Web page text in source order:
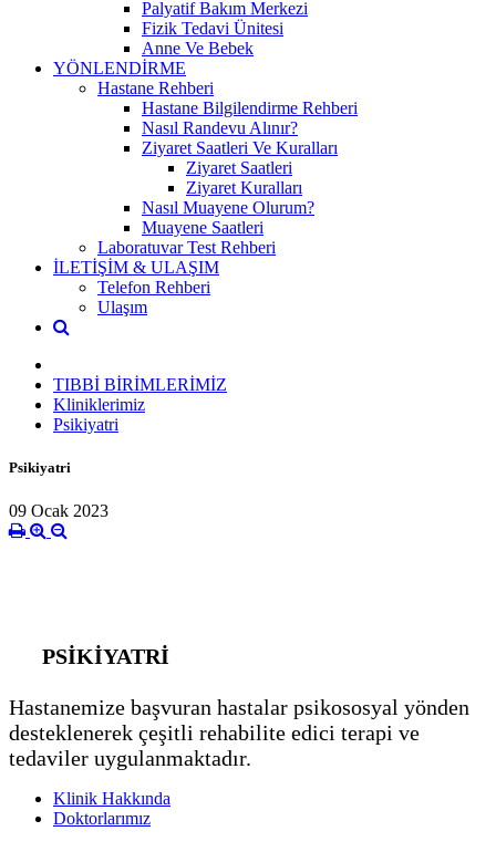
Palyatif Bakım Merkezi
Fizik Tedavi Ünitesi
Anne Ve Bebek
YÖNLENDİRME
Hastane Rehberi
Hastane Bilgilendirme Rehberi
Nasıl Randevu Alınır?
Ziyaret Saatleri Ve Kuralları
Ziyaret Saatleri
Ziyaret Kuralları
Nasıl Muayene Olurum?
Muayene Saatleri
Laboratuvar Test Rehberi
İLETİŞİM & ULAŞIM
Telefon Rehberi
Ulaşım
TIBBİ BİRİMLERİMİZ
Kliniklerimiz
Psikiyatri
Psikiyatri
09 Ocak 2023
PSİKİYATRİ
Hastanemize başvuran hastalar psikososyal yönden
desteklenerek çeşitli rehabilite edici terapi ve
tedaviler uygulanmaktadır.
Klinik Hakkında
Doktorlarımız